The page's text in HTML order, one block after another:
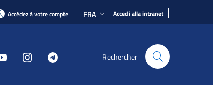
Accédez à votre compte FRA Accedi alla intranet |
Rechercher